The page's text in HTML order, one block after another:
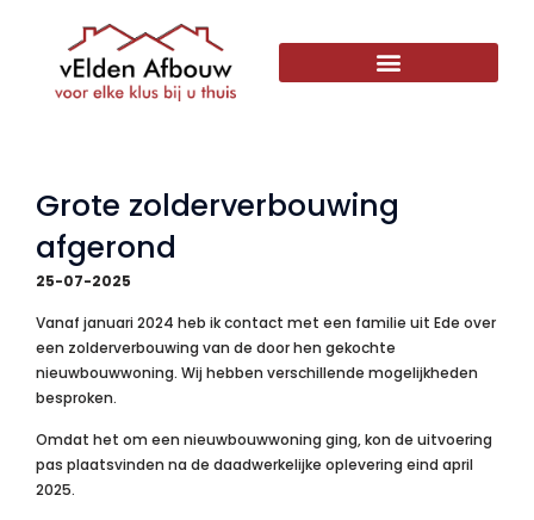
Grote zolderverbouwing
afgerond
25-07-2025
Vanaf januari 2024 heb ik contact met een familie uit Ede over
een zolderverbouwing van de door hen gekochte
nieuwbouwwoning. Wij hebben verschillende mogelijkheden
besproken.
Omdat het om een nieuwbouwwoning ging, kon de uitvoering
pas plaatsvinden na de daadwerkelijke oplevering eind april
2025.